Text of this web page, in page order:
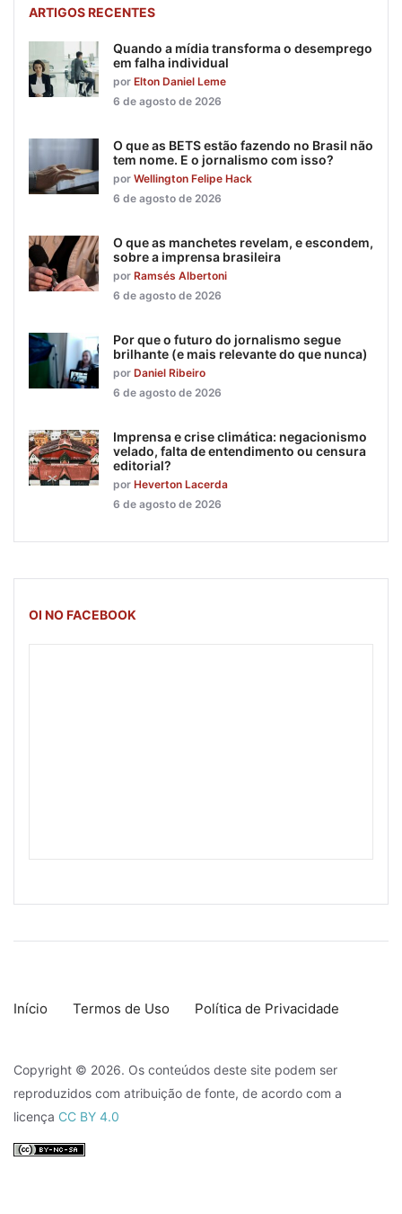
ARTIGOS RECENTES
Quando a mídia transforma o desemprego
em falha individual
por Elton Daniel Leme
6 de agosto de 2026
O que as BETS estão fazendo no Brasil não
tem nome. E o jornalismo com isso?
por Wellington Felipe Hack
6 de agosto de 2026
O que as manchetes revelam, e escondem,
sobre a imprensa brasileira
por Ramsés Albertoni
6 de agosto de 2026
Por que o futuro do jornalismo segue
brilhante (e mais relevante do que nunca)
por Daniel Ribeiro
6 de agosto de 2026
Imprensa e crise climática: negacionismo
velado, falta de entendimento ou censura
editorial?
por Heverton Lacerda
6 de agosto de 2026
OI NO FACEBOOK
Início Termos de Uso Política de Privacidade
Copyright © 2026. Os conteúdos deste site podem ser
reproduzidos com atribuição de fonte, de acordo com a
licença CC BY 4.0